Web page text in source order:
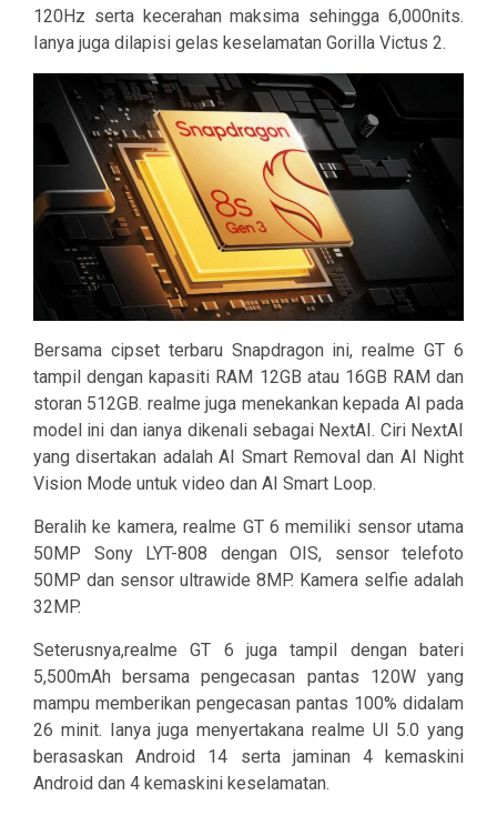
120Hz serta kecerahan maksima sehingga 6,000nits.
Ianya juga dilapisi gelas keselamatan Gorilla Victus 2.
Bersama cipset terbaru Snapdragon ini, realme GT 6
tampil dengan kapasiti RAM 12GB atau 16GB RAM dan
storan 512GB. realme juga menekankan kepada AI pada
model ini dan ianya dikenali sebagai NextAI. Ciri NextAI
yang disertakan adalah AI Smart Removal dan AI Night
Vision Mode untuk video dan AI Smart Loop.
Beralih ke kamera, realme GT 6 memiliki sensor utama
50MP Sony LYT-808 dengan OIS, sensor telefoto
50MP dan sensor ultrawide 8MP. Kamera selfie adalah
32MP.
Seterusnya,realme GT 6 juga tampil dengan bateri
5,500mAh bersama pengecasan pantas 120W yang
mampu memberikan pengecasan pantas 100% didalam
26 minit. Ianya juga menyertakana realme UI 5.0 yang
berasaskan Android 14 serta jaminan 4 kemaskini
Android dan 4 kemaskini keselamatan.